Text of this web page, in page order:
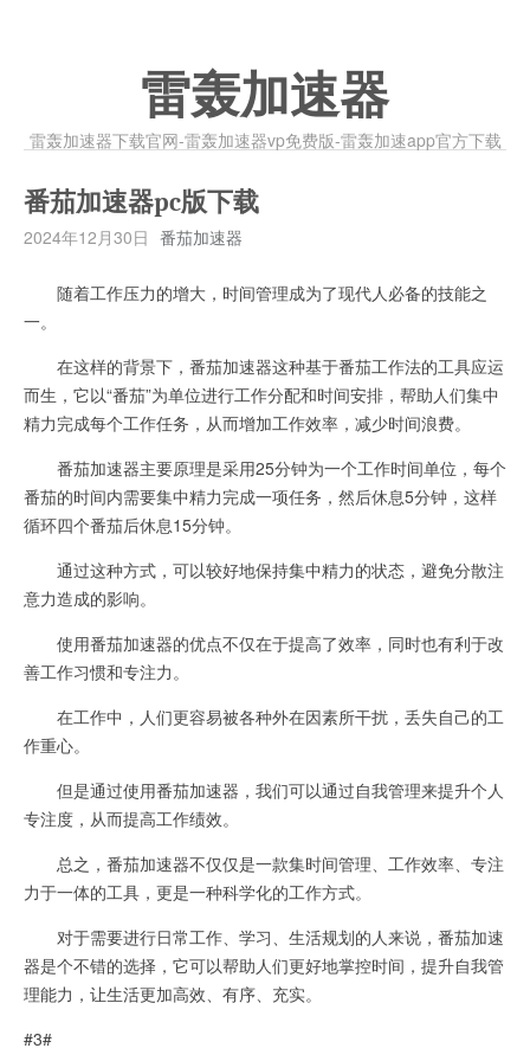
雷轰加速器
雷轰加速器下载官网-雷轰加速器vp免费版-雷轰加速app官方下载
番茄加速器pc版下载
2024年12月30日 番茄加速器
随着工作压力的增大，时间管理成为了现代人必备的技能之
一。
在这样的背景下，番茄加速器这种基于番茄工作法的工具应运
而生，它以“番茄”为单位进行工作分配和时间安排，帮助人们集中
精力完成每个工作任务，从而增加工作效率，减少时间浪费。
番茄加速器主要原理是采用25分钟为一个工作时间单位，每个
番茄的时间内需要集中精力完成一项任务，然后休息5分钟，这样
循环四个番茄后休息15分钟。
通过这种方式，可以较好地保持集中精力的状态，避免分散注
意力造成的影响。
使用番茄加速器的优点不仅在于提高了效率，同时也有利于改
善工作习惯和专注力。
在工作中，人们更容易被各种外在因素所干扰，丢失自己的工
作重心。
但是通过使用番茄加速器，我们可以通过自我管理来提升个人
专注度，从而提高工作绩效。
总之，番茄加速器不仅仅是一款集时间管理、工作效率、专注
力于一体的工具，更是一种科学化的工作方式。
对于需要进行日常工作、学习、生活规划的人来说，番茄加速
器是个不错的选择，它可以帮助人们更好地掌控时间，提升自我管
理能力，让生活更加高效、有序、充实。
#3#